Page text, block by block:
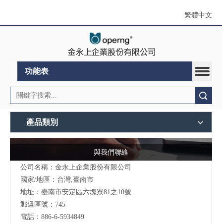
繁體中文
功能表
產品類別
與我們聯絡
公司名稱：金永上企業股份有限公司
國家/地區：台灣,臺南市
地址：臺南市安定區六塊寮81之10號
郵遞區號：745
電話：886-6-5934849